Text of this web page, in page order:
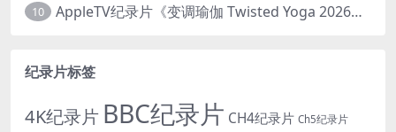
10 AppleTV纪录片《变调瑜伽 Twisted Yoga 2026》全3集 英语中英双字 无水印纯净版 1080P/MKV/10G 瑜伽大师背后的真相
纪录片标签
4K纪录片 BBC纪录片 CH4纪录片 Ch5纪录片